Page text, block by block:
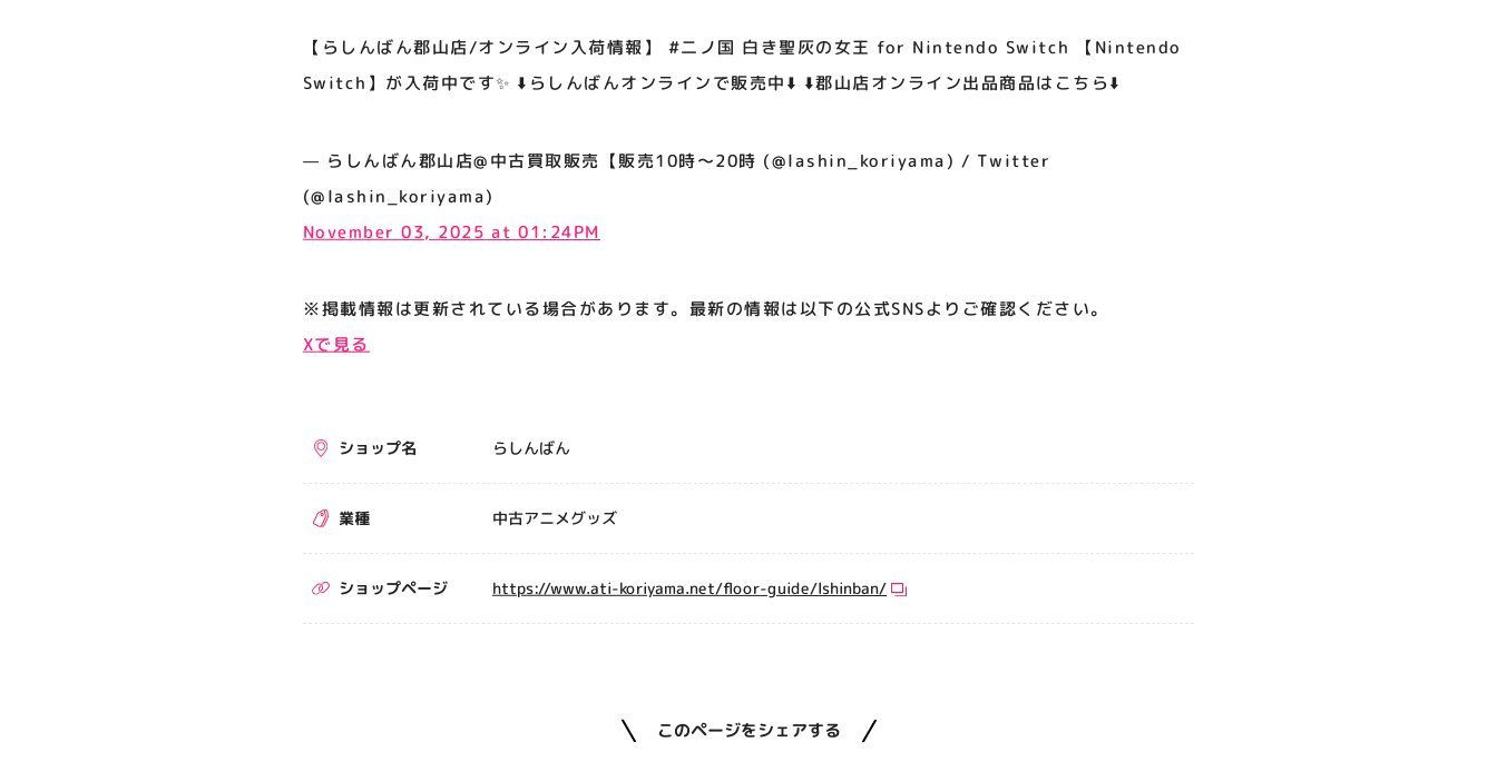
ンライン出品商品はこちら⬇️
【らしんばん郡山店/オンライン入荷情報】 #二ノ国 白き聖灰の女王 for Nintendo Switch 【Nintendo
Switch】が入荷中です✨ ⬇️らしんばんオンラインで販売中⬇️ ⬇️郡山店オンライン出品商品はこちら⬇️
— らしんばん郡山店@中古買取販売【販売10時～20時 (@lashin_koriyama) / Twitter
(@lashin_koriyama)
November 03, 2025 at 01:24PM
※掲載情報は更新されている場合があります。最新の情報は以下の公式SNSよりご確認ください。
Xで見る
ショップ名 らしんばん
業種 中古アニメグッズ
ショップページ https://www.ati-koriyama.net/floor-guide/lshinban/
このページをシェアする